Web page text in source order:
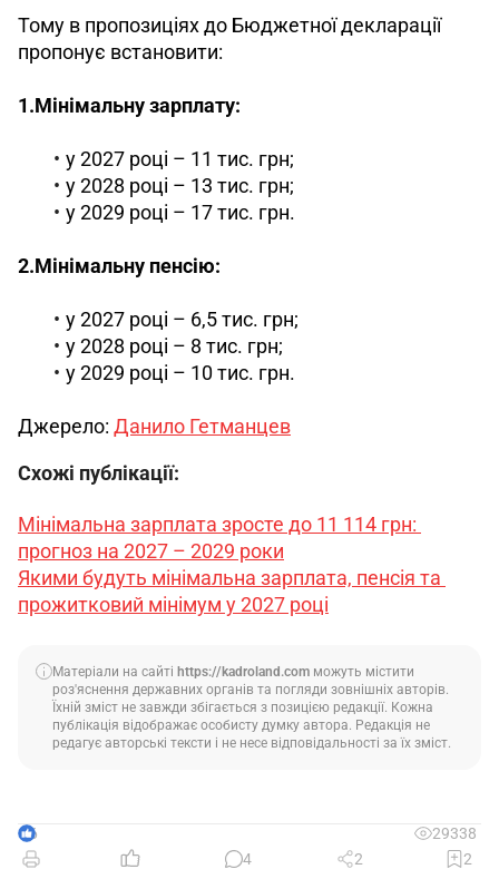
Тому в пропозиціях до Бюджетної декларації
пропонує встановити:
1.Мінімальну зарплату:
у 2027 році – 11 тис. грн;
у 2028 році – 13 тис. грн;
у 2029 році – 17 тис. грн.
2.Мінімальну пенсію:
у 2027 році – 6,5 тис. грн;
у 2028 році – 8 тис. грн;
у 2029 році – 10 тис. грн.
Джерело: Данило Гетманцев
Схожі публікації:
Мінімальна зарплата зросте до 11 114 грн:
прогноз на 2027 – 2029 роки
Якими будуть мінімальна зарплата, пенсія та
прожитковий мінімум у 2027 році
Матеріали на сайті https://kadroland.com можуть містити
роз'яснення державних органів та погляди зовнішніх авторів.
Їхній зміст не завжди збігається з позицією редакції. Кожна
публікація відображає особисту думку автора. Редакція не
редагує авторські тексти і не несе відповідальності за їх зміст.
6
29338
4
2 2